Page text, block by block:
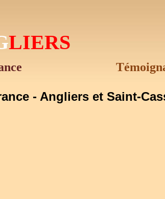
LIERS
- Angliers et Saint-